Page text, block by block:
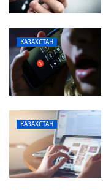
КАЗАХСТАН
КАЗАХСТАН